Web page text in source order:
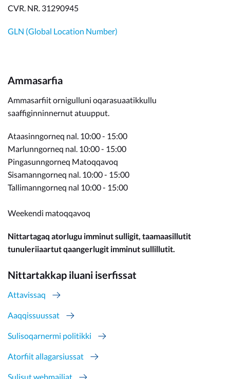
CVR. NR. 31290945
GLN (Global Location Number)
Ammasarfia
Ammasarfiit ornigulluni oqarasuaatikkullu
saaffiginninnernut atuupput.
Ataasinngorneq nal. 10:00 - 15:00
Marlunngorneq nal. 10:00 - 15:00
Pingasunngorneq Matoqqavoq
Sisamanngorneq nal. 10:00 - 15:00
Tallimanngorneq nal 10:00 - 15:00
Weekendi matoqqavoq
Nittartagaq atorlugu imminut sulligit, taamaasillutit
tunuleriiaartut qaangerlugit imminut sullillutit.
Nittartakkap iluani iserfissat
Attavissaq
Aaqqissuussat
Sulisoqarnermi politikki
Atorfiit allagarsiussat
Sulisut webmailiat